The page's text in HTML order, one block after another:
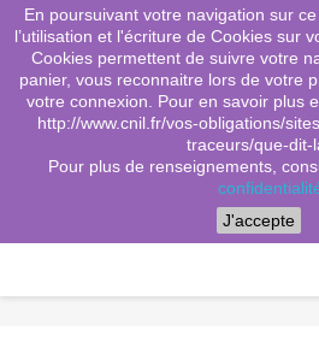
search
Menu
En poursuivant votre navigation sur
l’utilisation et l'écriture de Cookies sur
Cookies permettent de suivre votre
panier, vous reconnaitre lors de votre
votre connexion. Pour en savoir plus
http://www.cnil.fr/vos-obligations/
traceurs/que-dit-
Pour plus de renseignements,
J'accepte